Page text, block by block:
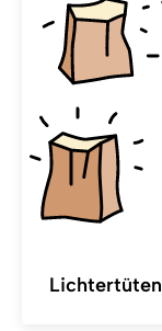
Lichtertüten